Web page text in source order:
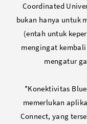
Coordinated
bukan hanya untuk
(entah untuk
mengingat
mengatur
*Konektivitas
memerlukan
Connect, yang